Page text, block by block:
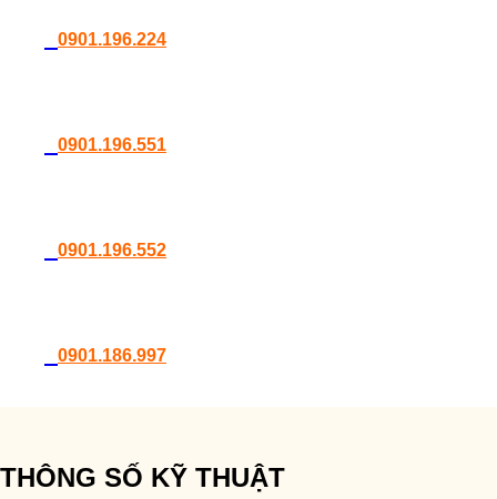
0901.196.224
0901.196.551
0901.196.552
0901.186.997
THÔNG SỐ KỸ THUẬT